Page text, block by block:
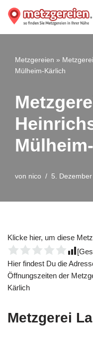
Zum
Metzgereien »
Mülheim-Kärlich
von nico 5.
Klicke hier, um diese
Hier findest Du die
Öffnungszeiten der
Kärlich
Metzgerei